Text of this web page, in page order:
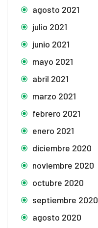
agosto 2021
julio 2021
junio 2021
mayo 2021
abril 2021
marzo 2021
febrero 2021
enero 2021
diciembre 2020
noviembre 2020
octubre 2020
septiembre 2020
agosto 2020